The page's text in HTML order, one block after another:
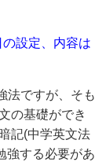
設定、内容は
法ですが、そも
の基礎ができ
記(中学英文法
強する必要があ